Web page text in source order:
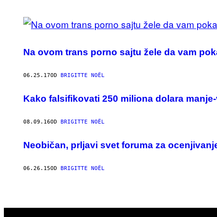
POSTS
THIS
AUTHOR
Na ovom trans porno sajtu žele da vam
06.25.17OD BRIGITTE NOËL
​Kako falsifikovati 250 miliona dolara
08.09.16OD BRIGITTE NOËL
Neobičan, prljavi svet foruma za
06.26.15OD BRIGITTE NOËL